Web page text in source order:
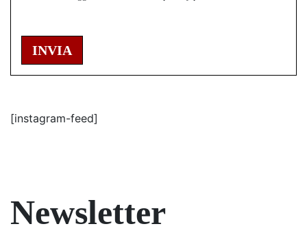
INVIA
[instagram-feed]
Newsletter